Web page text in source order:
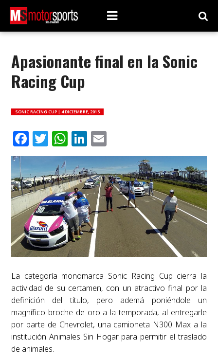
Apasionante final en la Sonic
Racing Cup
SONIC RACING CUP | 4 DICIEMBRE, 2015
Facebook
Twitter
WhatsApp
LinkedIn
Email
La categoría monomarca Sonic Racing Cup cierra la
actividad de su certamen, con un atractivo final por la
definición del título, pero ademá poniéndole un
magnífico broche de oro a la temporada, al entregarle
por parte de Chevrolet, una camioneta N300 Max a la
institución Animales Sin Hogar para permitir el traslado
de animales.